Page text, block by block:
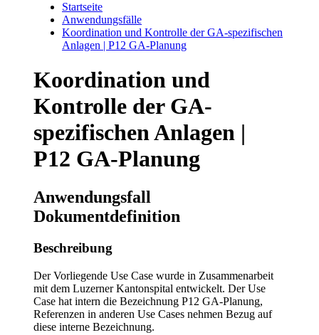
Startseite
Anwendungsfälle
Koordination und Kontrolle der GA-spezifischen
Anlagen | P12 GA-Planung
Koordination und
Kontrolle der GA-
spezifischen Anlagen |
P12 GA-Planung
Anwendungsfall
Dokumentdefinition
Beschreibung
Der Vorliegende Use Case wurde in Zusammenarbeit
mit dem Luzerner Kantonspital entwickelt. Der Use
Case hat intern die Bezeichnung P12 GA-Planung,
Referenzen in anderen Use Cases nehmen Bezug auf
diese interne Bezeichnung.